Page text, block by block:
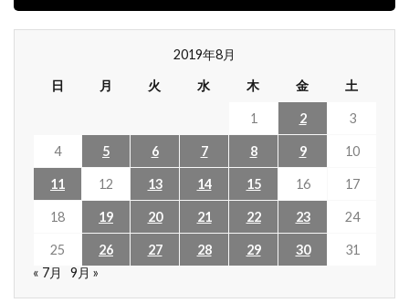
2019年8月
日
月 火 水 木 金 土
1 2 3
4 5 6 7 8 9 10
11 12 13 14 15 16 17
18 19 20 21 22 23 24
25 26 27 28 29 30
31
« 7月
9月 »